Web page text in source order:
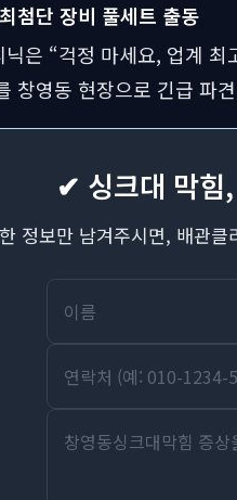
첨단 장비 풀세트 출동
은 “걱정 마세요, 업계
창영동 현장으로 긴급 파
✔ 싱크대 막힘
정보만 남겨주시면, 배관